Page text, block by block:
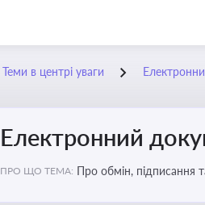
Теми в центрі уваги
Електронний
ПРО ЩО ТЕМА: Про обмін, підписання